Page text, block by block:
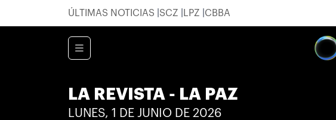
ÚLTIMAS NOTICIAS SCZ LPZ CBBA
LA REVISTA - LA PAZ
LUNES, 1 DE JUNIO DE 2026